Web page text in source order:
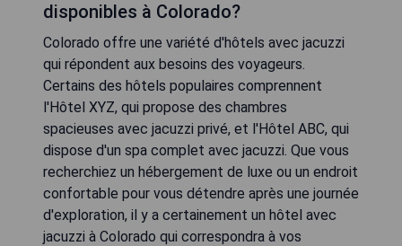
disponibles à Colorado?
Colorado offre une variété d'hôtels avec jacuzzi
qui répondent aux besoins des voyageurs.
Certains des hôtels populaires comprennent
l'Hôtel XYZ, qui propose des chambres
spacieuses avec jacuzzi privé, et l'Hôtel ABC, qui
dispose d'un spa complet avec jacuzzi. Que vous
recherchiez un hébergement de luxe ou un endroit
confortable pour vous détendre après une journée
d'exploration, il y a certainement un hôtel avec
jacuzzi à Colorado qui correspondra à vos